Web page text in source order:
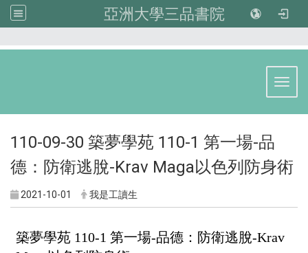
亞洲大學三品書院
110-09-30 築夢學苑 110-1 第一場-品
德：防衛逃脫-Krav Maga以色列防身術
2021-10-01 我是工讀生
築夢學苑 110-1 第一場-品德：防衛逃脫-Krav